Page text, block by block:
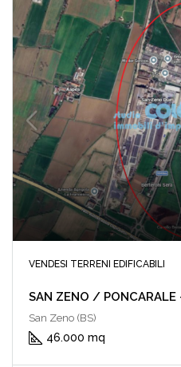
VENDESI TERRENI EDIFICABILI
SAN ZENO /
San Zeno (BS)
46.000 mq